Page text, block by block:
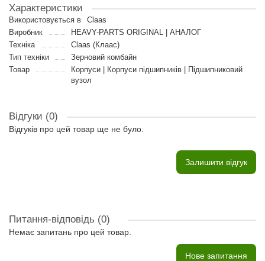
Характеристики
Використовується в
Claas
Виробник
HEAVY-PARTS ORIGINAL | АНАЛОГ
Техніка
Claas (Клаас)
Тип техніки
Зерновий комбайн
Товар
Корпуси | Корпуси підшипників | Підшипниковий
вузол
Відгуки (0)
Відгуків про цей товар ще не було.
Залишити відгук
Питання-відповідь (0)
Немає запитань про цей товар.
Нове запитання